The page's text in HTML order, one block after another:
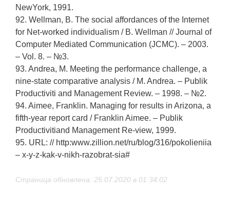
NewYork, 1991.
92. Wellman, B. The social affordances of the Internet
for Net-worked individualism / B. Wellman // Journal of
Computer Mediated Communication (JCMC). – 2003.
– Vol. 8. – №3.
93. Andrea, M. Meeting the performance challenge, a
nine-state comparative analysis / M. Andrea. – Publik
Productiviti and Management Review. – 1998. – №2.
94. Aimee, Franklin. Managing for results in Arizona, a
fifth-year report card / Franklin Aimee. – Publik
Productivitiand Management Re-view, 1999.
95. URL: // http:www.zillion.net/ru/blog/316/pokolieniia
– x-y-z-kak-v-nikh-razobrat-sia#
Страница обновлена: 25.07.2020 в 01:34:02